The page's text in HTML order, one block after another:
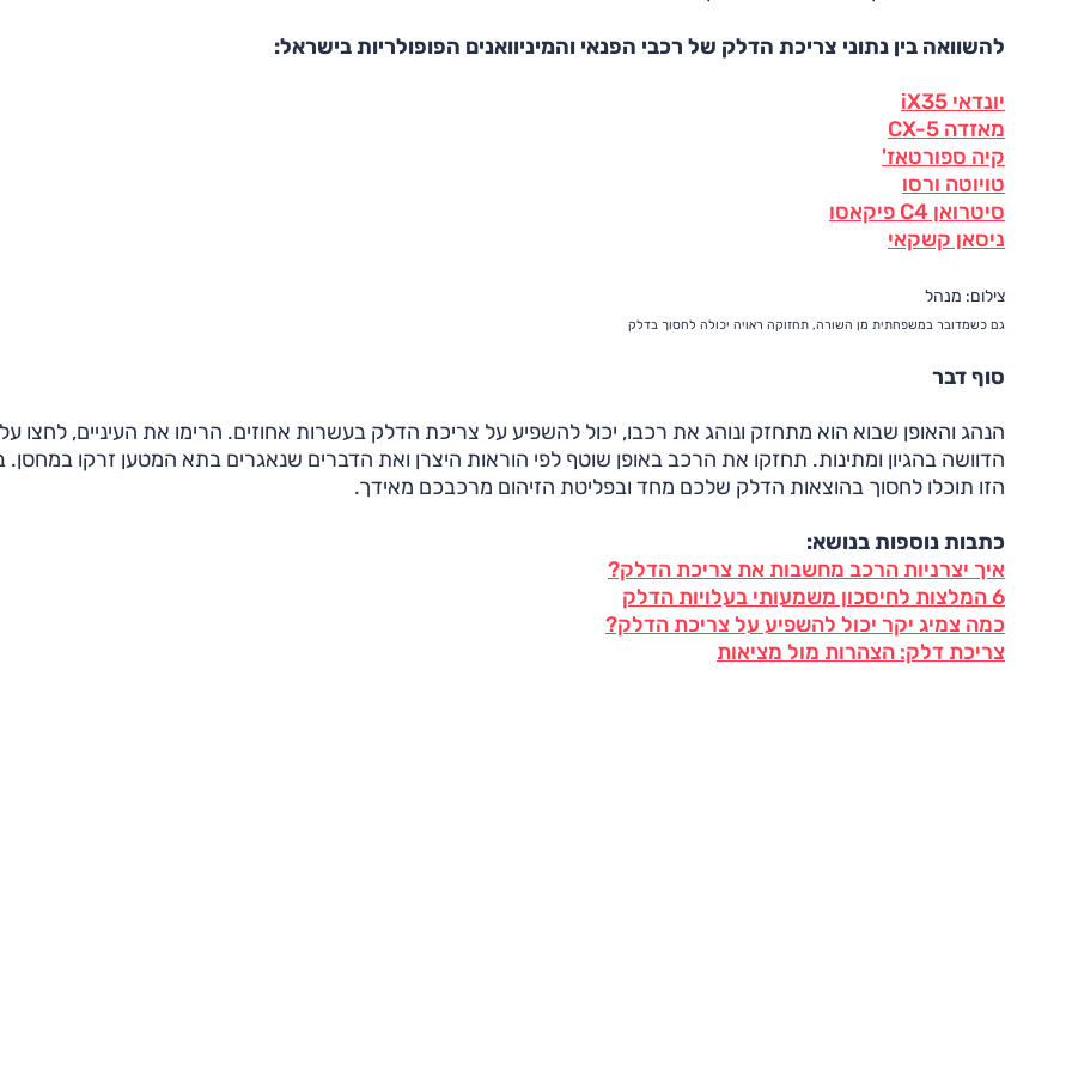
להשוואה בין נתוני צריכת הדלק של רכבי הפנאי והמיניוואנים הפופולריות בישראל:
יונדאי iX35
מאזדה CX-5
קיה ספורטאז'
טויוטה ורסו
סיטרואן C4 פיקאסו
ניסאן קשקאי
צילום: מנהל
גם כשמדובר במשפחתית מן השורה, תחזוקה ראויה יכולה לחסוך בדלק
סוף דבר
הנהג והאופן שבוא הוא מתחזק ונוהג את רכבו, יכול להשפיע על צריכת הדלק בעשרות אחוזים. הרימו את העיניים, לחצו על
הדוושה בהגיון ומתינות. תחזקו את הרכב באופן שוטף לפי הוראות היצרן ואת הדברים שנאגרים בתא המטען זרקו
הזו תוכלו לחסוך בהוצאות הדלק שלכם מחד ובפליטת הזיהום מרכבכם מאידך.
כתבות נוספות בנושא:
איך יצרניות הרכב מחשבות את צריכת הדלק?
6 המלצות לחיסכון משמעותי בעלויות הדלק
כמה צמיג יקר יכול להשפיע על צריכת הדלק?
צריכת דלק: הצהרות מול מציאות